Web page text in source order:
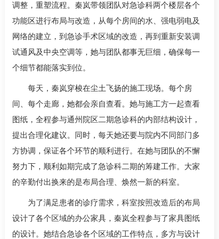
调整，重塑流程。秦岚带领团队对急诊科两个楼层各个
功能区进行布局与改造，从每个房间的水、强电弱电及
网络的建立，到急诊手术区域的改造，再到重新安装调
试通风及中央空调等，她与团队都事无巨细，确保每一
个细节都能落实到位。
每天，秦岚穿梭在尘土飞扬的施工现场。每个房
间、每个走廊，她都会亲自查看。她与施工方一起查看
图纸，全程参与通州院区二期急诊科的内部结构设计，
提出合理化建议。同时，每天她还要与院内不同部门多
方协调，保证各个环节的顺利进行。在她与团队的不懈
努力下，顺利如期完成了急诊科二期的筹建工作。大家
的辛勤付出换来的是布局合理、焕然一新的科室。
为了满足患者的诊疗需求，科室按照改造后的布局
设计了各个区域的办公家具，秦岚全程参与了家具图纸
的设计。她结合急诊各个区域的工作特点，多方与设计